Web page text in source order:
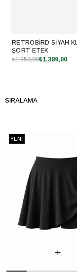
RETROBIRD SIYAH
ŞORT ETEK
₺1.950,00₺1.389,00
SIRALAMA
YENI